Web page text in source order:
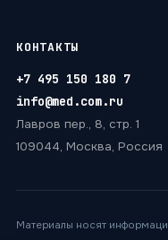
КОНТАКТЫ
+7 495 150 180 7
info@med.com.ru
Лавров пер., 8, стр. 1
109044, Москва, Россия
Материалы носят